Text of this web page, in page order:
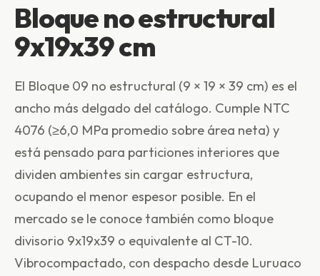
Bloque no estructural
9x19x39 cm
El Bloque 09 no estructural (9 × 19 × 39 cm) es el
ancho más delgado del catálogo. Cumple NTC
4076 (≥6,0 MPa promedio sobre área neta) y
está pensado para particiones interiores que
dividen ambientes sin cargar estructura,
ocupando el menor espesor posible. En el
mercado se le conoce también como bloque
divisorio 9x19x39 o equivalente al CT-10.
Vibrocompactado, con despacho desde Luruaco